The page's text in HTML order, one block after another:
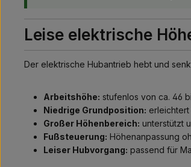
Leise elektrische
Der elektrische Hubantrieb hebt und
Arbeitshöhe: stufenlos von ca. 46
Niedrige Grundposition:
Großer Höhenbereich: unterstützt
Fußsteuerung: Höhenanpassung
Leiser Hubvorgang: passend für